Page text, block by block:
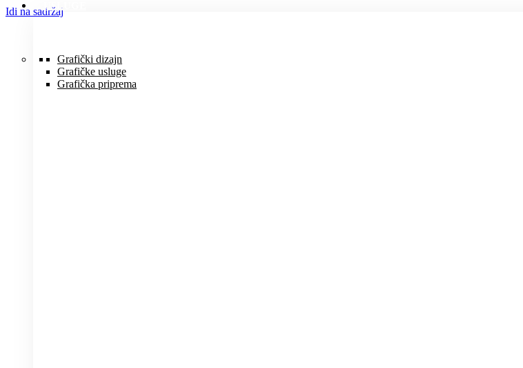
Idi na sadržajUSLUGE
Grafički dizajn
Grafičke usluge
Grafička priprema